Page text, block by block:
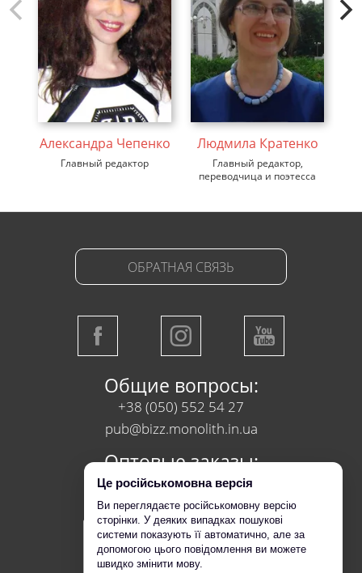
Александра Чепенко
Главный редактор
Людмила Кратенко
Главный редактор,
переводчица и поэтесса
ОБРАТНАЯ СВЯЗЬ
Общие вопросы:
+38 (050) 552 54 27
pub@bizz.monolith.in.ua
Оптовые заказы:
+38 (050) 218 95 95
Це російськомовна версія
Ви переглядаєте російськомовну версію
сторінки. У деяких випадках пошукові
системи показують її автоматично, але за
допомогою цього повідомлення ви можете
швидко змінити мову.